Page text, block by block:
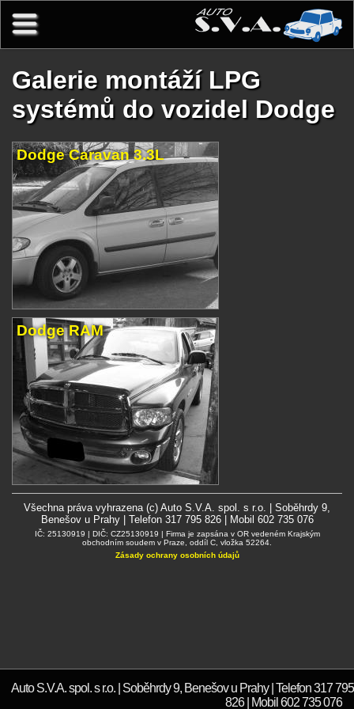
Galerie montáží LPG
systémů do vozidel Dodge
Dodge Caravan 3.3L
Dodge RAM
Všechna práva vyhrazena (c) Auto S.V.A. spol. s r.o. | Soběhrdy 9,
Benešov u Prahy | Telefon 317 795 826 | Mobil 602 735 076
IČ: 25130919 | DIČ: CZ25130919 | Firma je zapsána v OR vedeném Krajským
obchodním soudem v Praze, oddíl C, vložka 52264.
Zásady ochrany osobních údajů
Auto S.V.A. spol. s r.o. | Soběhrdy 9, Benešov u Prahy | Telefon 317 795
826 | Mobil 602 735 076